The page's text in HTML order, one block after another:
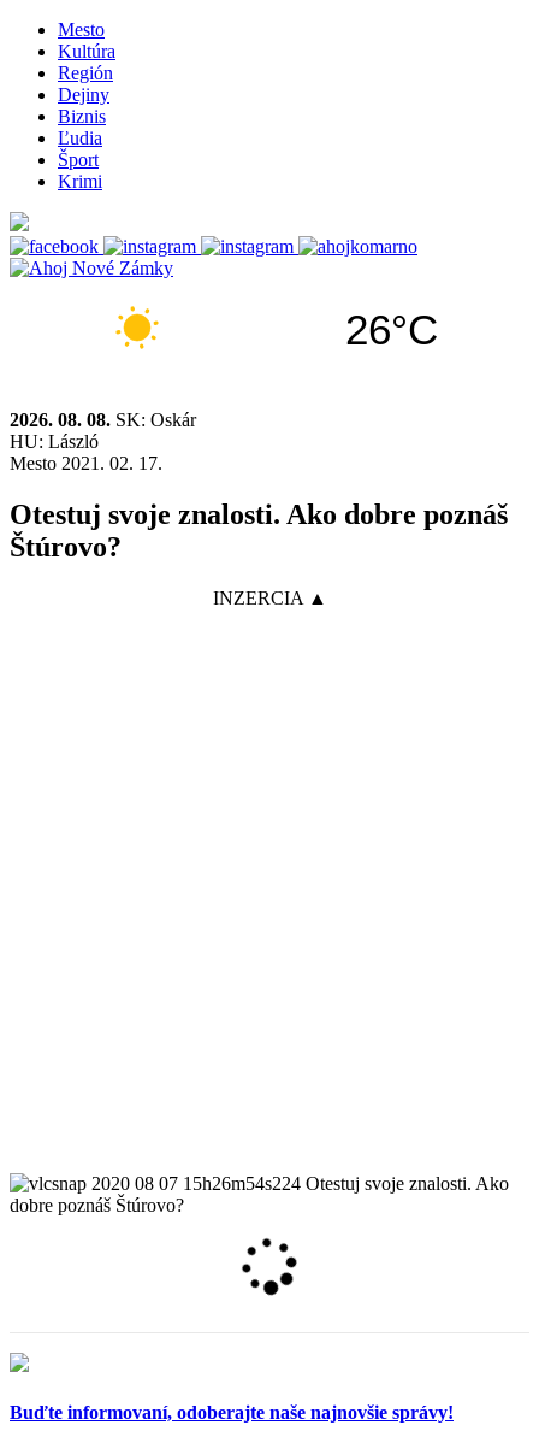
Mesto
Kultúra
Región
Dejiny
Biznis
Ľudia
Šport
Krimi
26°C
2026. 08. 08. SK: Oskár
HU: László
Mesto 2021. 02. 17.
Otestuj svoje znalosti. Ako dobre poznáš
Štúrovo?
INZERCIA ▲
Buďte informovaní, odoberajte naše najnovšie správy!